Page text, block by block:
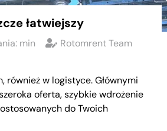
łatwiejszy
min
Rotomrent Team
również w logistyce. Głównymi
oferta, szybkie wdrożenie
do Twoich